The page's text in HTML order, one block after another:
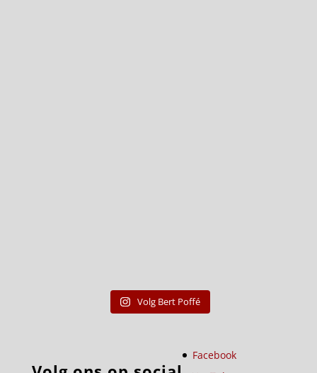
Volg Bert Poffé
Facebook